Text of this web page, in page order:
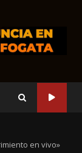
en vivo»